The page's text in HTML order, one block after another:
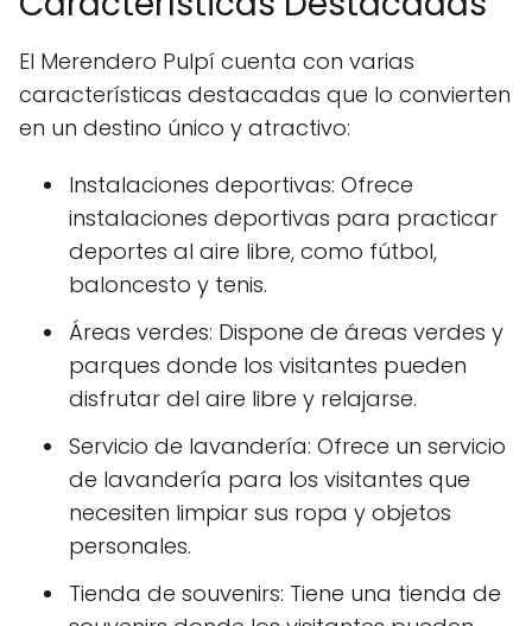
El Merendero Pulpí cuenta con varias
características destacadas que lo convierten
en un destino único y atractivo:
Instalaciones deportivas: Ofrece
instalaciones deportivas para practicar
deportes al aire libre, como fútbol,
baloncesto y tenis.
Áreas verdes: Dispone de áreas verdes y
parques donde los visitantes pueden
disfrutar del aire libre y relajarse.
Servicio de lavandería: Ofrece un servicio
de lavandería para los visitantes que
necesiten limpiar sus ropa y objetos
personales.
Tienda de souvenirs: Tiene una tienda de